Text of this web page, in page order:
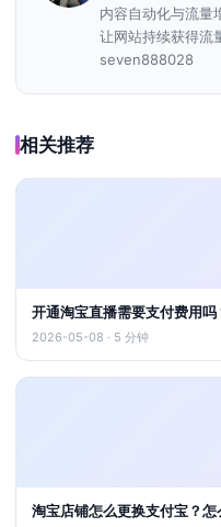
内容自动化与流量
让网站持续获得流
seven888028
相关推荐
开通淘宝直播需要支付费用吗
2026-05-08 · 5 分钟
淘宝店铺怎么更换支付宝？